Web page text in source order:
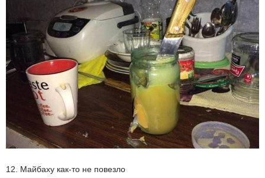
12. Майбаху как-то не повезло